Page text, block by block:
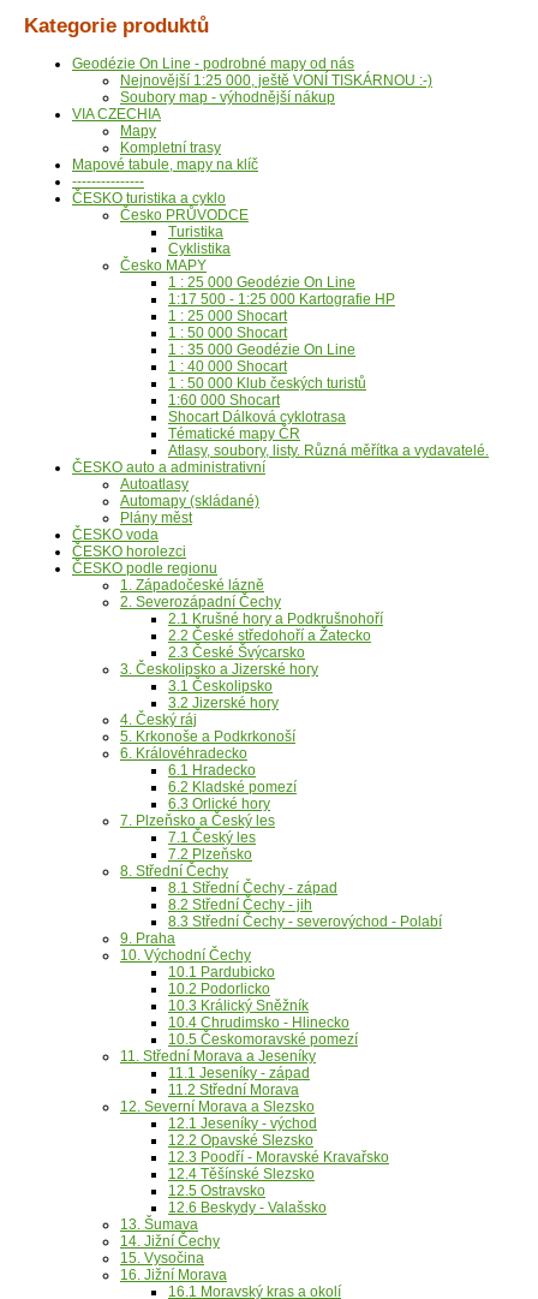
Kategorie produktů
Geodézie On Line - podrobné mapy od nás
Nejnovější 1:25 000, ještě VONÍ TISKÁRNOU :-)
Soubory map - výhodnější nákup
VIA CZECHIA
Mapy
Kompletní trasy
Mapové tabule, mapy na klíč
---------------
ČESKO turistika a cyklo
Česko PRŮVODCE
Turistika
Cyklistika
Česko MAPY
1 : 25 000 Geodézie On Line
1:17 500 - 1:25 000 Kartografie HP
1 : 25 000 Shocart
1 : 50 000 Shocart
1 : 35 000 Geodézie On Line
1 : 40 000 Shocart
1 : 50 000 Klub českých turistů
1:60 000 Shocart
Shocart Dálková cyklotrasa
Tématické mapy ČR
Atlasy, soubory, listy. Různá měřítka a vydavatelé.
ČESKO auto a administrativní
Autoatlasy
Automapy (skládané)
Plány měst
ČESKO voda
ČESKO horolezci
ČESKO podle regionu
1. Západočeské lázně
2. Severozápadní Čechy
2.1 Krušné hory a Podkrušnohoří
2.2 České středohoří a Žatecko
2.3 České Švýcarsko
3. Českolipsko a Jizerské hory
3.1 Českolipsko
3.2 Jizerské hory
4. Český ráj
5. Krkonoše a Podkrkonoší
6. Královéhradecko
6.1 Hradecko
6.2 Kladské pomezí
6.3 Orlické hory
7. Plzeňsko a Český les
7.1 Český les
7.2 Plzeňsko
8. Střední Čechy
8.1 Střední Čechy - západ
8.2 Střední Čechy - jih
8.3 Střední Čechy - severovýchod - Polabí
9. Praha
10. Východní Čechy
10.1 Pardubicko
10.2 Podorlicko
10.3 Králický Sněžník
10.4 Chrudimsko - Hlinecko
10.5 Českomoravské pomezí
11. Střední Morava a Jeseníky
11.1 Jeseníky - západ
11.2 Střední Morava
12. Severní Morava a Slezsko
12.1 Jeseníky - východ
12.2 Opavské Slezsko
12.3 Poodří - Moravské Kravařsko
12.4 Těšínské Slezsko
12.5 Ostravsko
12.6 Beskydy - Valašsko
13. Šumava
14. Jižní Čechy
15. Vysočina
16. Jižní Morava
16.1 Moravský kras a okolí